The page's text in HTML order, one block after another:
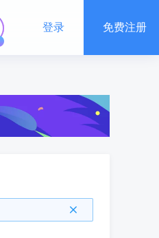
登录 免费注册